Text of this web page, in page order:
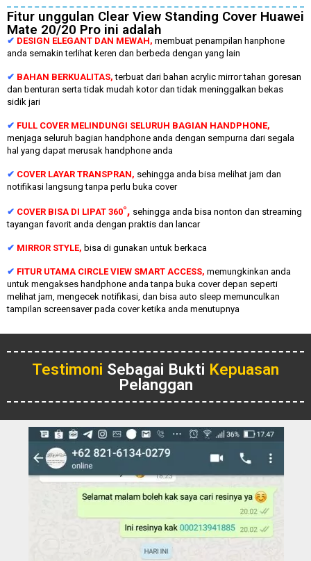
Fitur unggulan Clear View Standing Cover Huawei
Mate 20/20 Pro ini adalah
✔ DESIGN ELEGANT DAN MEWAH, membuat penampilan hanphone
anda semakin terlihat keren dan berbeda dengan yang lain
✔ BAHAN BERKUALITAS,terbuat dari bahan acrylic mirror tahan goresan
dan benturan serta tidak mudah kotor dan tidak meninggalkan bekas
sidik jari
✔ FULL COVER MELINDUNGI SELURUH BAGIAN HANDPHONE,
menjaga seluruh bagian handphone anda dengan sempurna dari segala
hal yang dapat merusak handphone anda
✔ COVER LAYAR TRANSPRAN, sehingga anda bisa melihat jam dan
notifikasi langsung tanpa perlu buka cover
✔ COVER BISA DI LIPAT 360°, sehingga anda bisa nonton dan streaming
tayangan favorit anda dengan praktis dan lancar
✔ MIRROR STYLE, bisa di gunakan untuk berkaca
✔ FITUR UTAMA CIRCLE VIEW SMART ACCESS, memungkinkan anda
untuk mengakses handphone anda tanpa buka cover depan seperti
melihat jam, mengecek notifikasi, dan bisa auto sleep memunculkan
tampilan screensaver pada cover ketika anda menutupnya
Testimoni Sebagai Bukti Kepuasan
Pelanggan